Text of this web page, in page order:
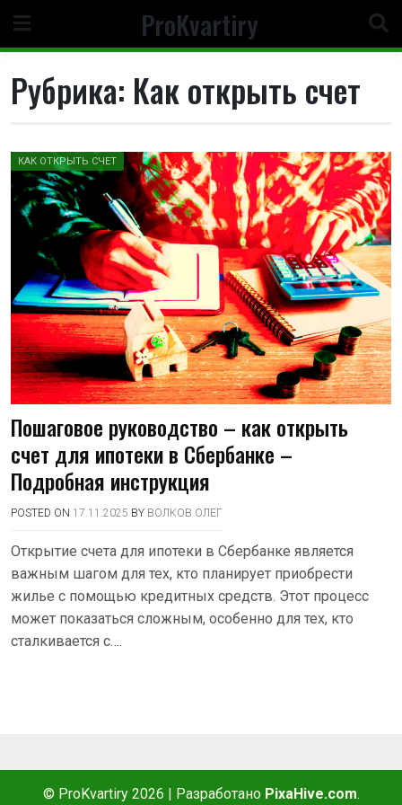
содержимому
ProKvartiry
Рубрика: Как открыть счет
КАК ОТКРЫТЬ СЧЕТ
Пошаговое руководство – как открыть
счет для ипотеки в Сбербанке –
Подробная инструкция
POSTED ON 17.11.2025 BY ВОЛКОВ ОЛЕГ
Открытие счета для ипотеки в Сбербанке является
важным шагом для тех, кто планирует приобрести
жилье с помощью кредитных средств. Этот процесс
может показаться сложным, особенно для тех, кто
сталкивается с….
© ProKvartiry 2026 | Разработано PixaHive.com.